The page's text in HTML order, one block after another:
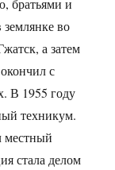
братьями и
во
а затем
с
В 1955 году
техникум.
местный
стала делом